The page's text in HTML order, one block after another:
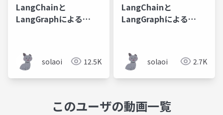
LangChainと
LangGraphによる
5回
solaoi 12.5K
LangChainと
LangGraphによる
2回
solaoi 2.7K
このユーザの動画一覧